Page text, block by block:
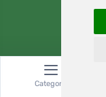
Categoría